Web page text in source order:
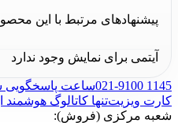
پیشنهادهای مرتبط با این
آیتمی برای نمایش وجود ندارد
021-9100 1145ساعت پاسخگویی شنبه
کارت ویزیتتنها کاتالوگ هوشمند
شعبه مرکزی (فروش):